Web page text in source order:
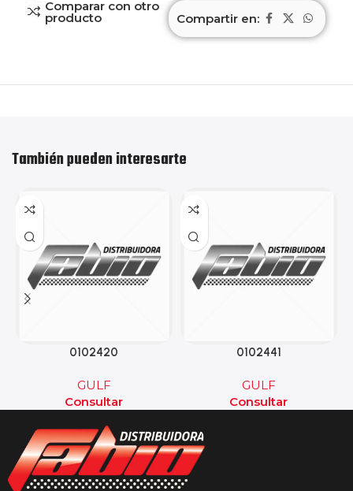
Comparar con otro
producto Compartir en:
También pueden interesarte
0102420
GULF
Consultar
0102441
GULF
Consultar